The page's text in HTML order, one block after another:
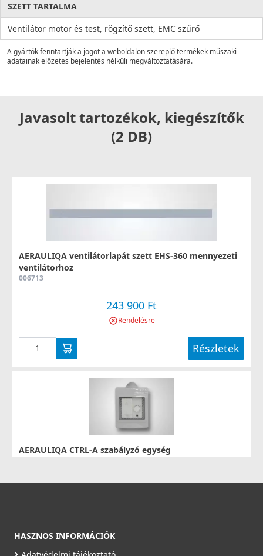
SZETT TARTALMA
Ventilátor motor és test, rögzítő szett, EMC szűrő
A gyártók fenntartják a jogot a weboldalon szereplő termékek műszaki
adatainak előzetes bejelentés nélküli megváltoztatására.
Javasolt tartozékok, kiegészítők
(2 DB)
AERAULIQA ventilátorlapát szett EHS-360 mennyezeti
ventilátorhoz
006713
243 900 Ft
Rendelésre
Részletek
AERAULIQA CTRL-A szabályzó egység
37 990 Ft
HASZNOS INFORMÁCIÓK